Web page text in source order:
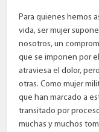
Para quienes hemos
vida, ser mujer
nosotros, un
que se imponen por
atraviesa el dolor,
otras. Como mujer
que han marcado a
transitado por
muchas y muchos